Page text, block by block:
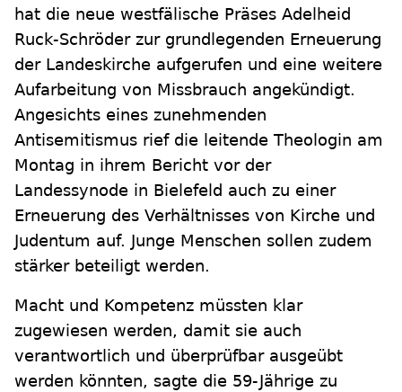
hat die neue westfälische Präses Adelheid
Ruck-Schröder zur grundlegenden Erneuerung
der Landeskirche aufgerufen und eine weitere
Aufarbeitung von Missbrauch angekündigt.
Angesichts eines zunehmenden
Antisemitismus rief die leitende Theologin am
Montag in ihrem Bericht vor der
Landessynode in Bielefeld auch zu einer
Erneuerung des Verhältnisses von Kirche und
Judentum auf. Junge Menschen sollen zudem
stärker beteiligt werden.
Macht und Kompetenz müssten klar
zugewiesen werden, damit sie auch
verantwortlich und überprüfbar ausgeübt
werden könnten, sagte die 59-Jährige zu